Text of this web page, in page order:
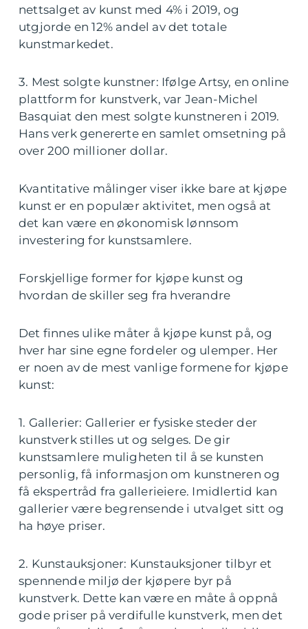
nettsalget av kunst med 4% i 2019, og
utgjorde en 12% andel av det totale
kunstmarkedet.
3. Mest solgte kunstner: Ifølge Artsy, en online
plattform for kunstverk, var Jean-Michel
Basquiat den mest solgte kunstneren i 2019.
Hans verk genererte en samlet omsetning på
over 200 millioner dollar.
Kvantitative målinger viser ikke bare at kjøpe
kunst er en populær aktivitet, men også at
det kan være en økonomisk lønnsom
investering for kunstsamlere.
Forskjellige former for kjøpe kunst og
hvordan de skiller seg fra hverandre
Det finnes ulike måter å kjøpe kunst på, og
hver har sine egne fordeler og ulemper. Her
er noen av de mest vanlige formene for kjøpe
kunst:
1. Gallerier: Gallerier er fysiske steder der
kunstverk stilles ut og selges. De gir
kunstsamlere muligheten til å se kunsten
personlig, få informasjon om kunstneren og
få ekspertråd fra gallerieiere. Imidlertid kan
gallerier være begrensende i utvalget sitt og
ha høye priser.
2. Kunstauksjoner: Kunstauksjoner tilbyr et
spennende miljø der kjøpere byr på
kunstverk. Dette kan være en måte å oppnå
gode priser på verdifulle kunstverk, men det